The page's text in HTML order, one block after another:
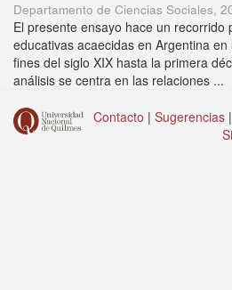
Departamento de Ciencias Sociales,
El presente ensayo hace un
educativas acaecidas en Argentina
fines del siglo XIX hasta la primera
análisis se centra en las relaciones ...
Contacto | Sugerencias |